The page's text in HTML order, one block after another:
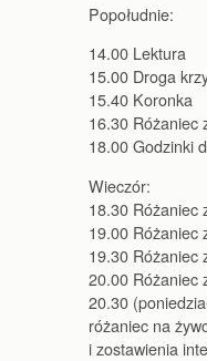
Popołudnie:
14.00 Lektura
15.00 Droga
15.40 Koronka
16.30 Różaniec
18.00 Godzinki
Wieczór:
18.30 Różaniec
19.00 Różaniec
19.30 Różaniec
20.00 Różaniec
20.30
różaniec na
i zostawienia